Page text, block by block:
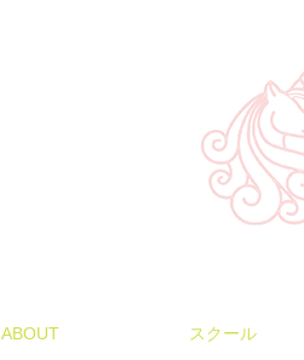
ABOUT スクール